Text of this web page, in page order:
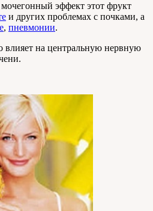
эффект этот фрукт
и других проблемах с почками, а
, пневмонии.
влияет на центральную нервную